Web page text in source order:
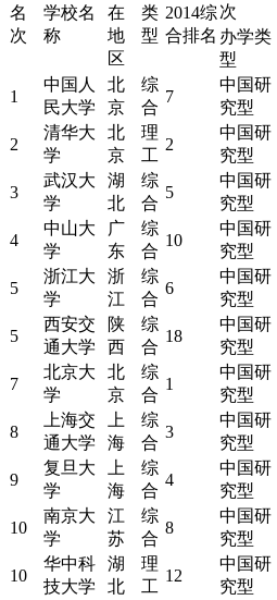
名
次
学校名
称
在
地
区
类
型
2014综
合排名
次
办学类
型
1
中国人
民大学
北
京
综
合
7
中国研
究型
2
清华大
学
北
京
理
工
2
中国研
究型
3
武汉大
学
湖
北
综
合
5
中国研
究型
4
中山大
学
广
东
综
合
10
中国研
究型
5
浙江大
学
浙
江
综
合
6
中国研
究型
5
西安交
通大学
陕
西
综
合
18
中国研
究型
7
北京大
学
北
京
综
合
1
中国研
究型
8
上海交
通大学
上
海
综
合
3
中国研
究型
9
复旦大
学
上
海
综
合
4
中国研
究型
10
南京大
学
江
苏
综
合
8
中国研
究型
10
华中科
技大学
湖
北
理
工
12
中国研
究型